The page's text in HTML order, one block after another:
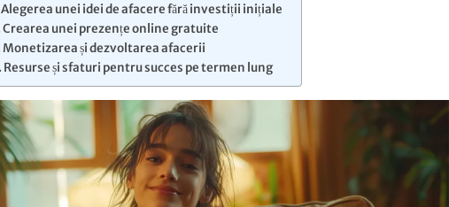
presa
Alegerea unei idei de afacere fără investiții inițiale
Crearea unei prezențe online gratuite
Monetizarea și dezvoltarea afacerii
Resurse și sfaturi pentru succes pe termen lung